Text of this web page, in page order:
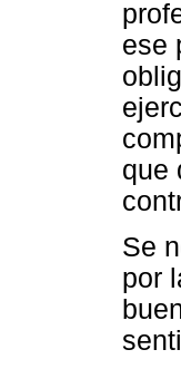
ese
que
Se
por